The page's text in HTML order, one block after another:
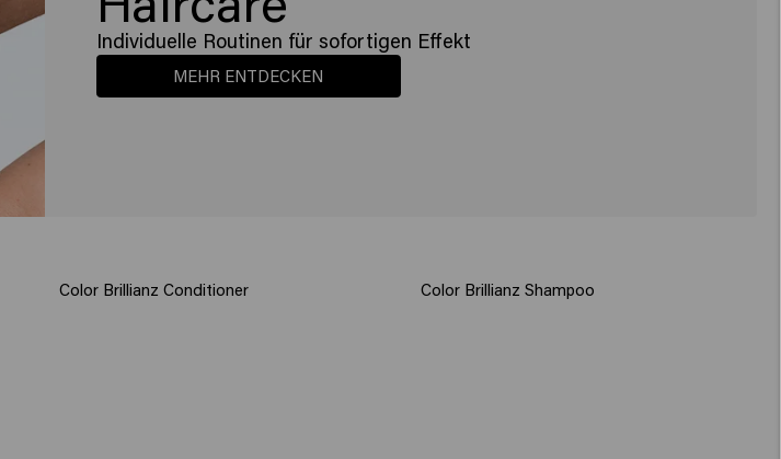
Individuelle Routinen für sofortigen Effekt
MEHR ENTDECKEN
Color Brillianz Conditioner Color Brillianz Shampoo